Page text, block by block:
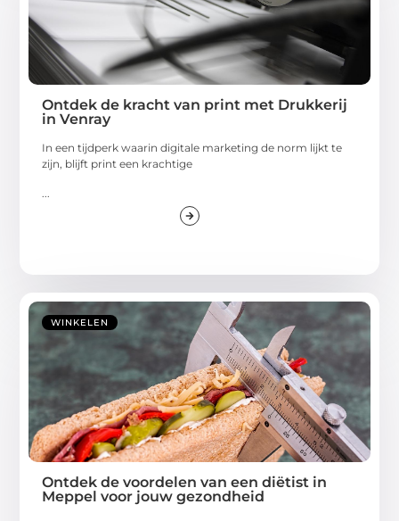
Ontdek de kracht van print met Drukkerij
in Venray
In een tijdperk waarin digitale marketing de norm lijkt te
zijn, blijft print een krachtige
WINKELEN
Ontdek de voordelen van een diëtist in
Meppel voor jouw gezondheid